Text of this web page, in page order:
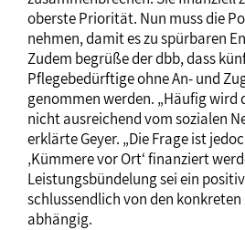
oberste Priorität. Nun muss die
nehmen, damit es zu spürbaren
Zudem begrüße der dbb, dass
Pflegebedürftige ohne An- und
genommen werden. „Häufig wird
nicht ausreichend vom sozialen
erklärte Geyer. „Die Frage ist
‚Kümmere vor Ort‘ finanziert
Leistungsbündelung sei ein
schlussendlich von den
abhängig.